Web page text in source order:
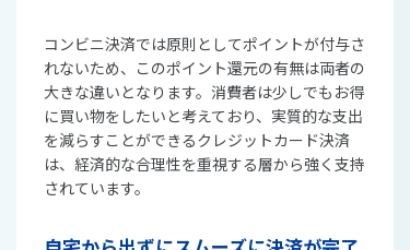
コンビニ決済では原則としてポイントが付与さ
れないため、このポイント還元の有無は両者の
大きな違いとなります。消費者は少しでもお得
に買い物をしたいと考えており、実質的な支出
を減らすことができるクレジットカード決済
は、経済的な合理性を重視する層から強く支持
されています。